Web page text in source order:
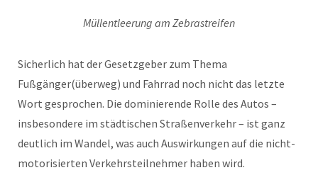
Müllentleerung am Zebrastreifen
Sicherlich hat der Gesetzgeber zum Thema
Fußgänger(überweg) und Fahrrad noch nicht das letzte
Wort gesprochen. Die dominierende Rolle des Autos –
insbesondere im städtischen Straßenverkehr – ist ganz
deutlich im Wandel, was auch Auswirkungen auf die nicht-
motorisierten Verkehrsteilnehmer haben wird.